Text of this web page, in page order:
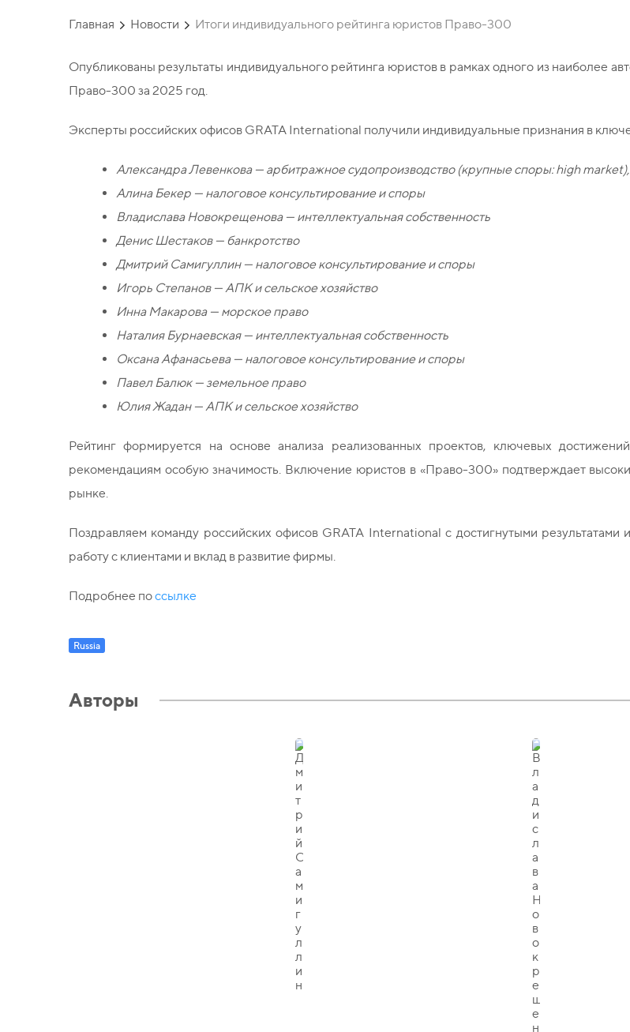
Главная Новости Итоги индивидуального рейтинга юристов Право-300
Опубликованы результаты индивидуального рейтинга юристов в рамках одного из наиболее
Право-300 за 2025 год.
Эксперты российских офисов GRATA International получили индивидуальные признания в
Александра Левенкова — арбитражное судопроизводство (крупные споры: high
Алина Бекер — налоговое консультирование и споры
Владислава Новокрещенова — интеллектуальная собственность
Денис Шестаков — банкротство
Дмитрий Самигуллин — налоговое консультирование и споры
Игорь Степанов — АПК и сельское хозяйство
Инна Макарова — морское право
Наталия Бурнаевская — интеллектуальная собственность
Оксана Афанасьева — налоговое консультирование и споры
Павел Балюк — земельное право
Юлия Жадан — АПК и сельское хозяйство
Рейтинг формируется на основе анализа реализованных проектов, ключевых
рекомендациям особую значимость. Включение юристов в «Право-300» подтверждает
рынке.
Поздравляем команду российских офисов GRATA International с достигнутыми
работу с клиентами и вклад в развитие фирмы.
Подробнее поссылке
Russia
Авторы